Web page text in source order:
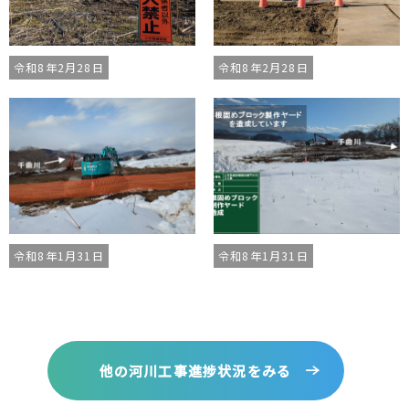
令和8年2月28日 令和8年2月28日
令和8年1月31日 令和8年1月31日
他の河川工事進捗状況をみる